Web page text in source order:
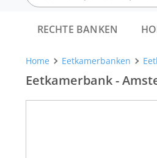
RECHTE BANKEN
Home Eetkamerbanken
Eetkamerbank -